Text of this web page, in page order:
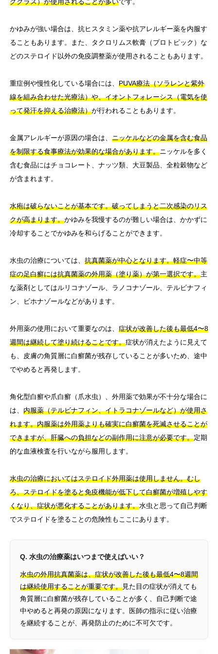
かゆみが強い場合は、抗ヒスタミン薬や抗アレルギー薬を内服す
ることもあります。また、タクロリムス軟膏（プロトピック）な
どのステロイド以外の免疫調整薬が使用されることもあります。
重症例や慢性化している場合には、 PUVA療法（ソラレンと紫外
線を組み合わせた光療法）や、イオントフォレーシス（電気を使
って発汗を抑える治療法）が行われることもあります。
金属アレルギーが原因の場合は、 ニッケルなどの金属を含む食品
を制限する食事療法が効果的な場合があります。ニッケルを多く
含む食品にはチョコレート、ナッツ類、大豆製品、全粒穀物など
が含まれます。
水疱は破らないことが基本です。破ってしまうと二次感染のリス
クが高まります。かゆみを我慢するのが難しい場合は、かかずに
冷却することでかゆみを和らげることができます。
水虫の治療については、 抗真菌薬が中心となります。軽症〜中等
症の足白癬には抗真菌薬の外用薬（塗り薬）が第一選択です。主
な薬剤としてはルリコナゾール、ラノコナゾール、テルビナフィ
ン、ビホナゾールなどがあります。
外用薬の使用において重要なのは、 症状が改善した後も最低4〜8
週間は継続して塗り続けることです。症状が消えたように見えて
も、皮膚の角質層に白癬菌が残存していることが多いため、途中
でやめると再発します。
角化型白癬や爪白癬（爪水虫）、外用薬で効果が不十分な場合に
は、 内服薬（テルビナフィン、イトラコナゾールなど）が使用さ
れます。内服薬は外用薬よりも確実に白癬菌を死滅させることが
できますが、肝臓への負担などの副作用に注意が必要です。定期
的な血液検査を行いながら服用します。
水虫の治療においてはステロイド外用薬は使用しません。むし
ろ、ステロイドを塗ると免疫機能が低下して白癬菌が増殖しやす
くなり、症状が悪化することがあります。水虫と思って自己判断
でステロイドを塗ることの危険性もここにあります。
Q. 水虫の治療薬はいつまで使えばいい？
水虫の外用抗真菌薬は、症状が改善した後も最低4〜8週間
は継続使用することが重要です。見た目の症状が消えても
角質層に白癬菌が残存していることが多く、自己判断で途
中やめると再発の原因になります。医師の指示に従い治療
を継続することが、再発防止のために不可欠です。